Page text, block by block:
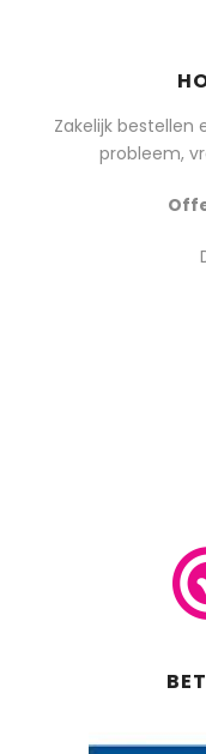
Zakelijk bestellen
probleem,